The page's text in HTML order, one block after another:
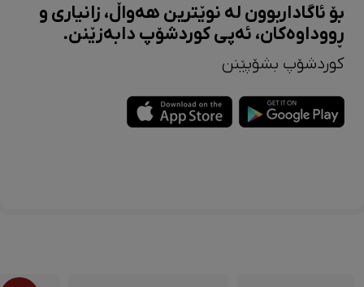
بۆ ئاگاداربوون لە نوێترین هەواڵ، زانیاری و
ڕووداوەکان، ئەپی کوردشۆپ دابەزێنن.
کوردشۆپ بشۆپێنن